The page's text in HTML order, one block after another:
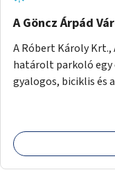
A Göncz Árpád
A Róbert Károly
határolt parkoló
gyalogos, biciklis és
menti járda és a
virágágyásokkal a